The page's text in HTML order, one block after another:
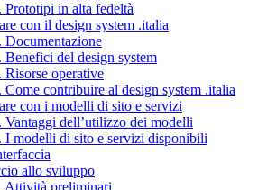
Prototipi in alta fedeltà
con il design system .italia
Documentazione
Benefici del design system
Risorse operative
Come contribuire al design system .italia
con i modelli di sito e servizi
Vantaggi dell’utilizzo dei modelli
I modelli di sito e servizi disponibili
allo sviluppo
Attività preliminari